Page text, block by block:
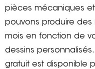
pièces mécaniques
pouvons produire
mois en fonction de
dessins
gratuit est disponible